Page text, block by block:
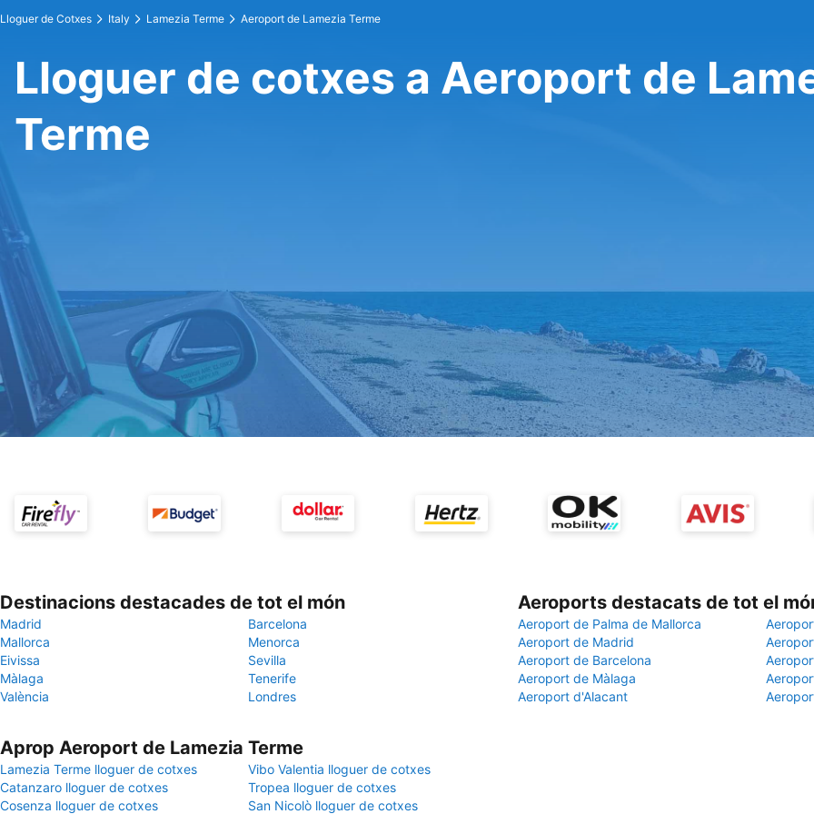
Lloguer de Cotxes Italy Lamezia Terme Aeroport de Lamezia Terme
Lloguer de cotxes a Aeroport de
Terme
Destinacions destacades de tot el món
Madrid
Barcelona
Mallorca
Menorca
Eivissa
Sevilla
Màlaga
Tenerife
València
Londres
Aeroports destacats de tot el
Aeroport de Palma de Mallorca
Aeroport de Madrid
Aeroport de Barcelona
Aeroport de Màlaga
Aeroport d'Alacant
Aprop Aeroport de Lamezia Terme
Lamezia Terme lloguer de cotxes
Vibo Valentia lloguer de cotxes
Catanzaro lloguer de cotxes
Tropea lloguer de cotxes
Cosenza lloguer de cotxes
San Nicolò lloguer de cotxes